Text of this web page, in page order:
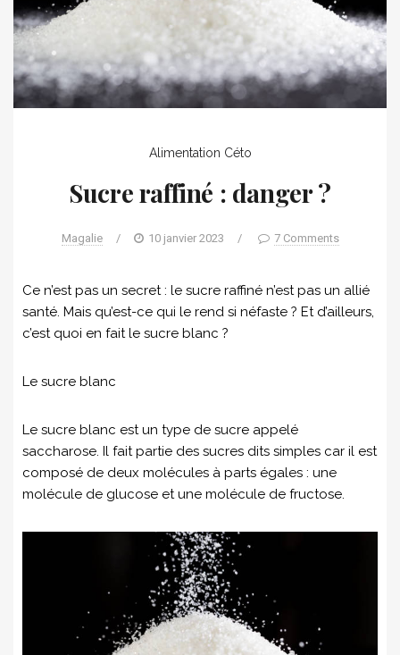
Alimentation Céto
Sucre raffiné : danger ?
Magalie / 10 janvier 2023 / 7 Comments
Ce n’est pas un secret : le sucre raffiné n’est pas un allié
santé. Mais qu’est-ce qui le rend si néfaste ? Et d’ailleurs,
c’est quoi en fait le sucre blanc ?
Le sucre blanc
Le sucre blanc est un type de sucre appelé
saccharose. Il fait partie des sucres dits simples car il est
composé de deux molécules à parts égales : une
molécule de glucose et une molécule de fructose.